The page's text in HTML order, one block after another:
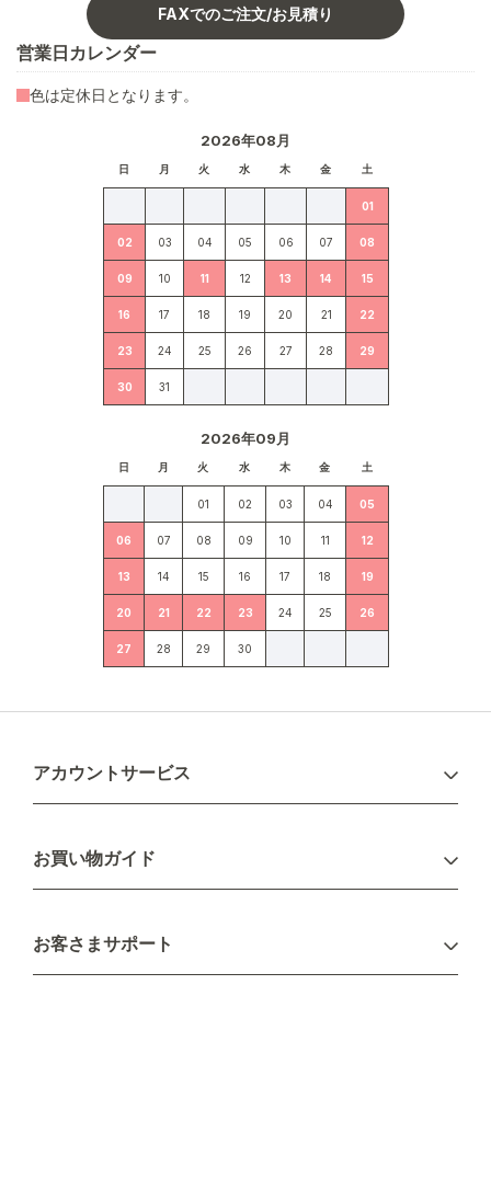
FAXでのご注文/お見積り
営業日カレンダー
2026年08月
日 月 火 水 木 金 土
01
02 03 04 05 06 07 08
09 10 11 12 13 14 15
16 17 18 19 20 21 22
23 24 25 26 27 28 29
30 31
2026年09月
日 月 火 水 木 金 土
01 02 03 04 05
06 07 08 09 10 11 12
13 14 15 16 17 18 19
20 21 22 23 24 25 26
27 28 29 30
色は定休日となります。
アカウントサービス
新規会員登録
お買い物ガイド
配送について
不良品・返品について
お客さまサポート